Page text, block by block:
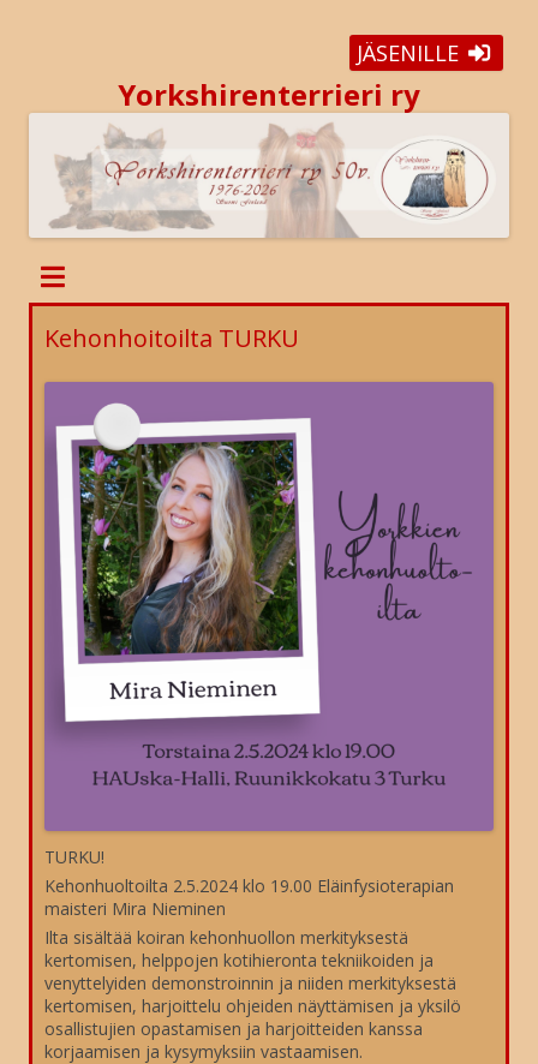
JÄSENILLE
Yorkshirenterrieri ry
Kehonhoitoilta TURKU
TURKU!
Kehonhuoltoilta 2.5.2024 klo 19.00 Eläinfysioterapian
maisteri Mira Nieminen
Ilta sisältää koiran kehonhuollon merkityksestä
kertomisen, helppojen kotihieronta tekniikoiden ja
venyttelyiden demonstroinnin ja niiden merkityksestä
kertomisen, harjoittelu ohjeiden näyttämisen ja yksilö
osallistujien opastamisen ja harjoitteiden kanssa
korjaamisen ja kysymyksiin vastaamisen.